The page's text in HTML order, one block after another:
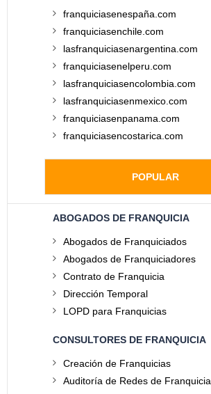
franquiciasenespaña.com
franquiciasenchile.com
lasfranquiciasenargentina.com
franquiciasenelperu.com
lasfranquiciasencolombia.com
lasfranquiciasenmexico.com
franquiciasenpanama.com
franquiciasencostarica.com
POPULAR
ABOGADOS DE FRANQUICIA
Abogados de Franquiciados
Abogados de Franquiciadores
Contrato de Franquicia
Dirección Temporal
LOPD para Franquicias
CONSULTORES DE FRANQUICIA
Creación de Franquicias
Auditoría de Redes de Franquicia